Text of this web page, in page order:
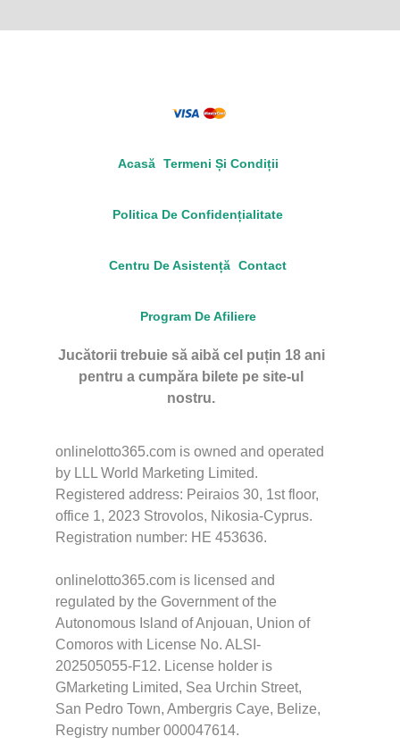
Acasă Termeni Și Condiții
Politica De Confidențialitate
Centru De Asistență Contact
Program De Afiliere
Jucătorii trebuie să aibă cel puțin 18 ani
pentru a cumpăra bilete pe site-ul
nostru.
onlinelotto365.com is owned and operated
by LLL World Marketing Limited.
Registered address: Peiraios 30, 1st floor,
office 1, 2023 Strovolos, Nikosia-Cyprus.
Registration number: HE 453636.
onlinelotto365.com is licensed and
regulated by the Government of the
Autonomous Island of Anjouan, Union of
Comoros with License No. ALSI-
202505055-F12. License holder is
GMarketing Limited, Sea Urchin Street,
San Pedro Town, Ambergris Caye, Belize,
Registry number 000047614.